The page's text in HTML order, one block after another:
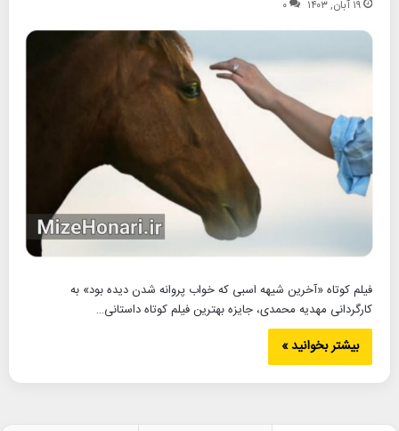
۱۹ آبان, ۱۴۰۳ ۰
فیلم کوتاه «آخرین شیهه اسبی که خواب پروانه شدن دیده بود» به
کارگردانی مهدیه محمدی، جایزه بهترین فیلم کوتاه داستانی…
بیشتر بخوانید »